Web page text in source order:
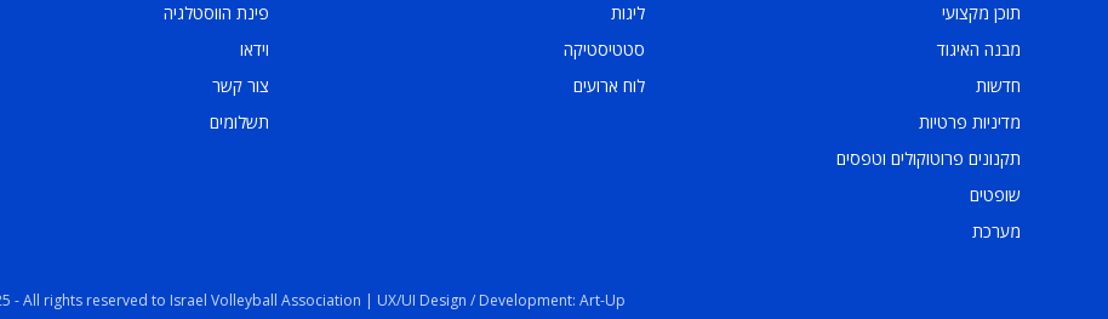
תוכן מקצועי
מבנה האיגוד
חדשות
מדיניות פרטיות
תקנונים פרוטוקולים וטפסים
שופטים
מערכת
ליגות
סטטיסטיקה
לוח ארועים
פינת הווסטלגיה
וידאו
צור קשר
תשלומים
- All rights reserved to Israel Volleyball Association | UX/UI Design / Development: Art-Up